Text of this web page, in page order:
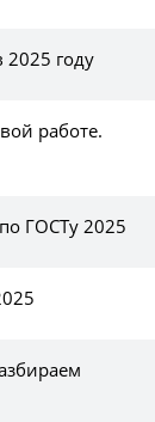
году
работе.
ГОСТу 2025